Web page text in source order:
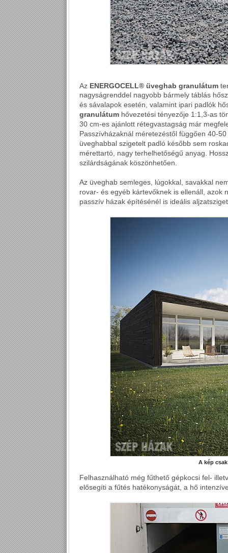
Az ENERGOCELL® üveghab granulátum
nagyságrenddel nagyobb bármely táblás
és sávalapok esetén, valamint ipari padlók
granulátum hővezetési tényezője 1:1,3-as
30 cm-es ajánlott rétegvastagság már
Passzívházaknál méretezéstől függően 40-
üveghabbal szigetelt padló később sem
mérettartó, nagy terhelhetőségű anyag.
szilárdságának köszönhetően.
Az üveghab semleges, lúgokkal, savakkal
rovar- és egyéb kártevőknek is ellenáll, azok
passzív házak építésénél is ideális
A kép
Felhasználható még fűthető gépkocsi fel-
elősegíti a fűtés hatékonyságát, a hő